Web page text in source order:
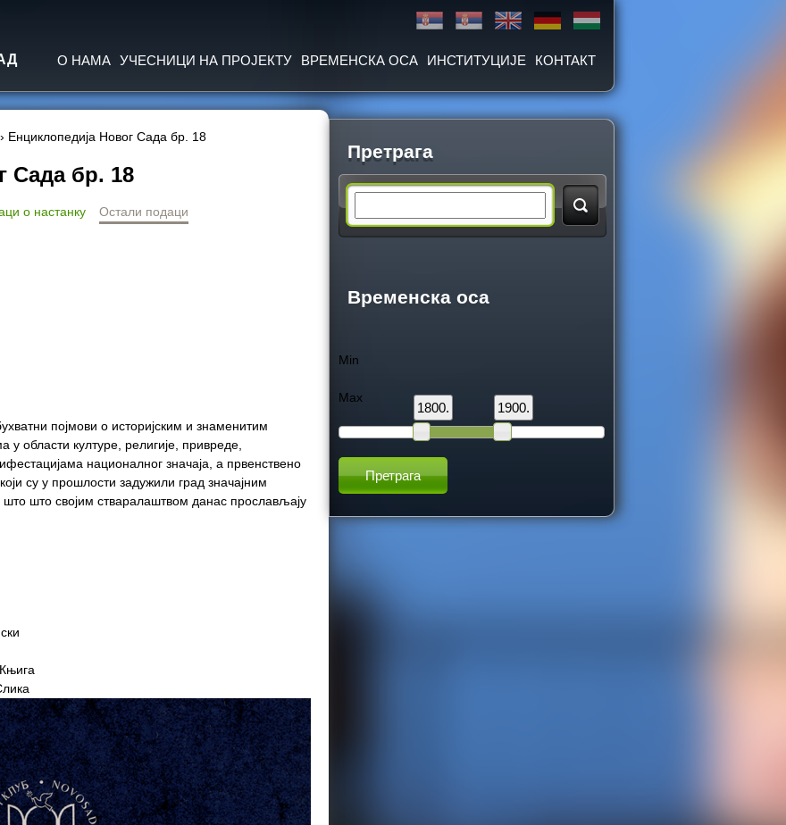
О НАМА УЧЕСНИЦИ НА ПРОЈЕКТУ ВРЕМЕНСКА ОСА ИНСТИТУЦИЈЕ КОНТАКТ
› Енциклопедија Новог Сада бр. 18
Сада бр. 18
о настанку Остали подаци
појмови о историјским и знаменитим
у области културе, религије, привреде,
националног значаја, а првенствено
су у прошлости задужили град значајним
што својим стваралаштвом данас прослављају
Књига
Претрага
a
h
Временска оса
Min
Max
1800. 1900.